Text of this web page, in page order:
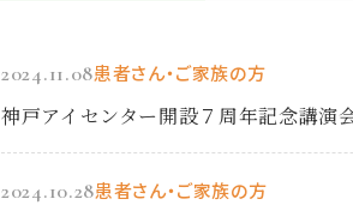
2024.11.08患者さん・ご家族の方
神戸アイセンター開設７周年記念講演
2024.10.28患者さん・ご家族の方